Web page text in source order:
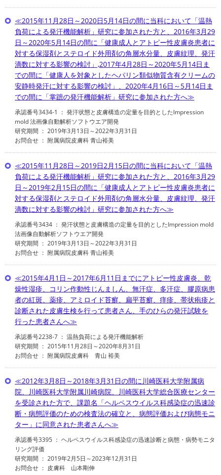
≪2015年11月28日～2020日5月14日の間に当科において「温熱
負荷による発汗機能解析」研究に参加された方と、2016年3月29
日～2020年5月14日の間に「健康成人とアトピー性皮膚炎患者に
対する保湿剤とステロイド外用剤の角層水分量、皮膚紋理、発汗
滴数に対する影響の検討」,2017年4月28日～2020年5月14日ま
での間に「健康人を対象としたヘパリン類似物質含有クリームの
安静時発汗に対する影響の検討」、2020年4月16日～5月14日ま
での間に「掌蹠の発汗機能解析」研究に参加された方へ≫
承認番号3434-1 ： 発汗状態と皮膚構造の定量を目的としたImpression
mold 法画像自動解析ソフトウエア開発
研究期間 ： 2019年3月13日～2022年3月31日
お問合せ ： 附属病院皮膚科 青山裕美
≪2015年11月28日～2019日2月15日の間に当科において「温熱
負荷による発汗機能解析」研究に参加された方と、2016年3月29
日～2019年2月15日の間に「健康成人とアトピー性皮膚炎患者に
対する保湿剤とステロイド外用剤の角層水分量、皮膚紋理、発汗
滴数に対する影響の検討」研究に参加された方へ≫
承認番号3434 ： 発汗状態と皮膚構造の定量を目的としたImpression mold
法画像自動解析ソフトウエア開発
研究期間 ： 2019年3月13日～2022年3月31日
お問合せ ： 附属病院皮膚科 青山裕美
≪2015年4月1日～2017年6月11日までにアトピー性皮膚炎、乾
燥性湿疹、コリン作動性じんましん、無汗症、多汗症、膠原病患
者の紅斑、薬疹、アミロイド苔癬、扁平苔癬、痒疹、帯状疱疹と
診断された皮膚生検を行って患者さん、手のひらの発汗試験を
行った患者さんへ≫
承認番号2238-7 ： 温熱負荷による発汗機能解析
研究期間 ： 2015年11月28日～2020年8月31日
お問合せ ： 附属病院皮膚科 青山 裕美
≪2012年3月8日～2018年3月31日の間に川崎医科大学附属病
院、川崎医科大学附属川崎病院、川崎医科大学総合医療センター
を受診された方で、課題名「ヘルペスウイルス科感染症の迅速診
断・病態評価のための検査法の確立と、病態評価および病態モニ
ター」に同意された患者さんへ≫
承認番号3395 ： ヘルペスウイルス科感染症の迅速診断と病態・病勢モニタ
リング評価
研究期間 ： 2019年2月5日～2023年12月31日
お問合せ ： 皮膚科 山本剛伸